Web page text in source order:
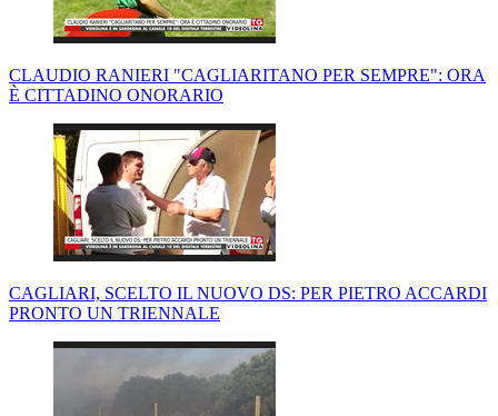
CLAUDIO RANIERI "CAGLIARITANO PER SEMPRE": ORA
È CITTADINO ONORARIO
CAGLIARI, SCELTO IL NUOVO DS: PER PIETRO ACCARDI
PRONTO UN TRIENNALE